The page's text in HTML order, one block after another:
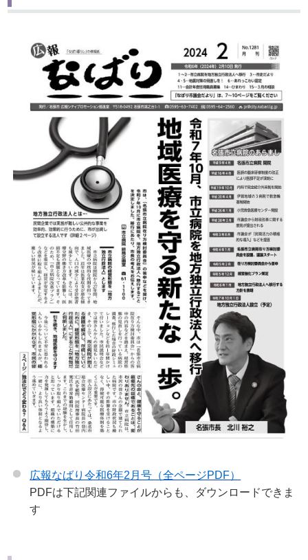
広報なばり令和6年2月号（全ページPDF）
PDFは下記関連ファイルからも、ダウンロードできま
す